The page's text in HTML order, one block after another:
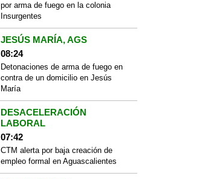
por arma de fuego en la colonia
Insurgentes
JESÚS MARÍA, AGS
08:24
Detonaciones de arma de fuego en
contra de un domicilio en Jesús
María
DESACELERACIÓN
LABORAL
07:42
CTM alerta por baja creación de
empleo formal en Aguascalientes